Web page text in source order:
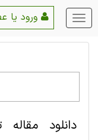
منو
اصلی
دانلود